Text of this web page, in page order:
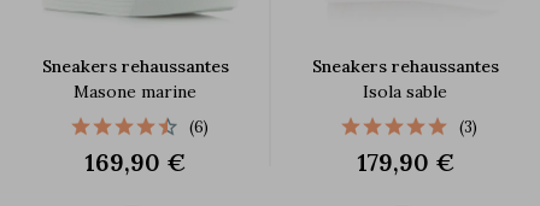
Sneakers rehaussantes
Masone marine
(6)
169,90 €
Sneakers rehaussantes
Isola sable
(3)
179,90 €